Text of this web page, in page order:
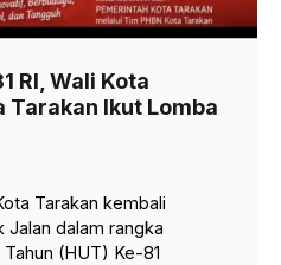
RI, Wali Kota
Tarakan Ikut Lomba
Tarakan kembali
dalam rangka
(HUT) Ke-81